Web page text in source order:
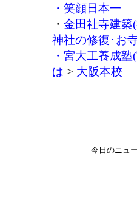
・ 笑顔日本一
・ 金田社寺建築
神社の修復･お
・ 宮大工養成塾
は > 大阪本校
今日のニュ